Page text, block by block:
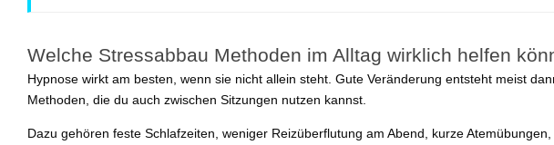
Welche Stressabbau Methoden im Alltag wirklich helfen
Hypnose wirkt am besten, wenn sie nicht allein steht. Gute Veränderung entsteht meist
Methoden, die du auch zwischen Sitzungen nutzen kannst.
Dazu gehören feste Schlafzeiten, weniger Reizüberflutung am Abend, kurze